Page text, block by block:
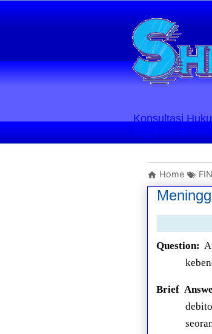
Konsultasi
Layanan Berlaku
Home
Question:
Brief